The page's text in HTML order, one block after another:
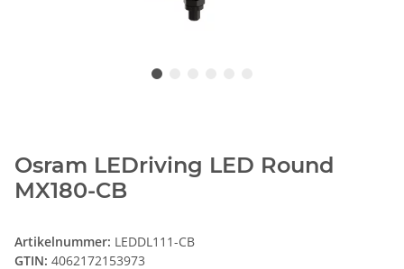
Osram LEDriving LED Round
MX180-CB
Artikelnummer: LEDDL111-CB
GTIN: 4062172153973